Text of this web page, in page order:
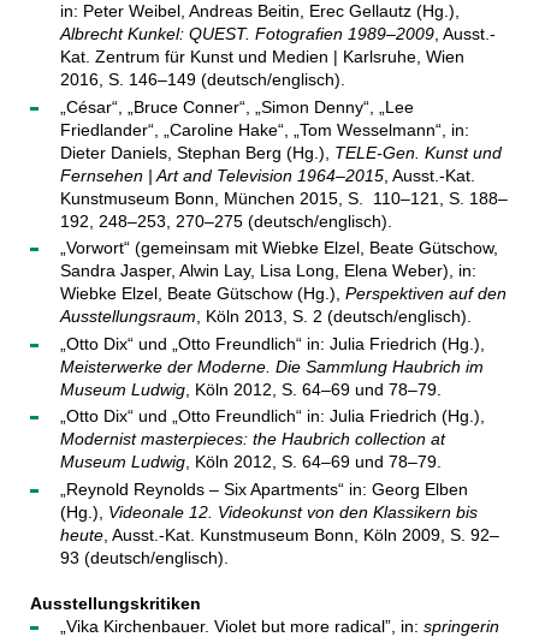
in: Peter Weibel, Andreas Beitin, Erec Gellautz (Hg.),
Albrecht Kunkel: QUEST. Fotografien 1989–2009, Ausst.-
Kat. Zentrum für Kunst und Medien | Karlsruhe, Wien
2016, S. 146–149 (deutsch/englisch).
„César“, „Bruce Conner“, „Simon Denny“, „Lee
Friedlander“, „Caroline Hake“, „Tom Wesselmann“, in:
Dieter Daniels, Stephan Berg (Hg.), TELE-Gen. Kunst und
Fernsehen | Art and Television 1964–2015, Ausst.-Kat.
Kunstmuseum Bonn, München 2015, S. 110–121, S. 188–
192, 248–253, 270–275 (deutsch/englisch).
„Vorwort“ (gemeinsam mit Wiebke Elzel, Beate Gütschow,
Sandra Jasper, Alwin Lay, Lisa Long, Elena Weber), in:
Wiebke Elzel, Beate Gütschow (Hg.), Perspektiven auf den
Ausstellungsraum , Köln 2013, S. 2 (deutsch/englisch).
„Otto Dix“ und „Otto Freundlich“ in: Julia Friedrich (Hg.),
Meisterwerke der Moderne. Die Sammlung Haubrich im
Museum Ludwig, Köln 2012, S. 64–69 und 78–79.
„Otto Dix“ und „Otto Freundlich“ in: Julia Friedrich (Hg.),
Modernist masterpieces: the Haubrich collection at
Museum Ludwig, Köln 2012, S. 64–69 und 78–79.
„Reynold Reynolds – Six Apartments“ in: Georg Elben
(Hg.), Videonale 12. Videokunst von den Klassikern bis
heute, Ausst.-Kat. Kunstmuseum Bonn, Köln 2009, S. 92–
93 (deutsch/englisch).
Ausstellungskritiken
„Vika Kirchenbauer. Violet but more radical”, in: springerin